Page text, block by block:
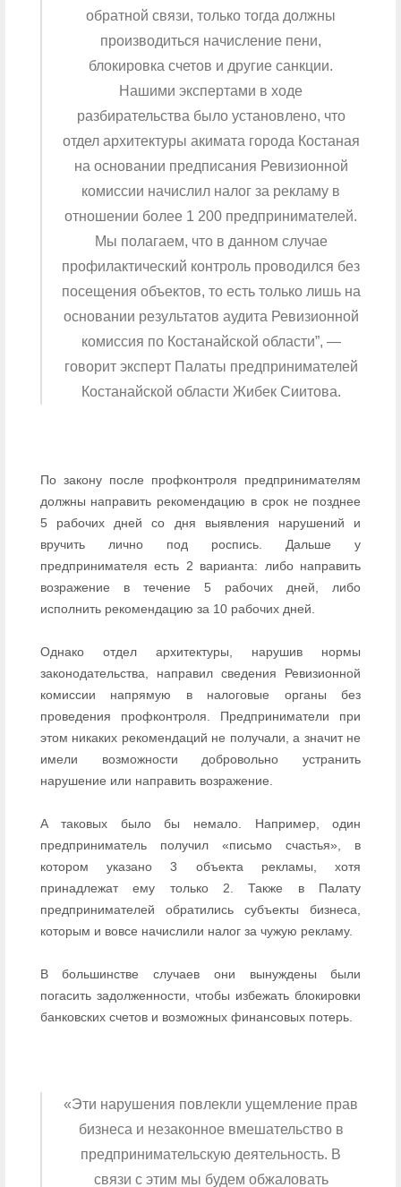
обратной связи, только тогда должны
производиться начисление пени,
блокировка счетов и другие санкции.
Нашими экспертами в ходе
разбирательства было установлено, что
отдел архитектуры акимата города Костаная
на основании предписания Ревизионной
комиссии начислил налог за рекламу в
отношении более 1 200 предпринимателей.
Мы полагаем, что в данном случае
профилактический контроль проводился без
посещения объектов, то есть только лишь на
основании результатов аудита Ревизионной
комиссия по Костанайской области”, —
говорит эксперт Палаты предпринимателей
Костанайской области Жибек Сиитова.
По закону после профконтроля предпринимателям
должны направить рекомендацию в срок не позднее
5 рабочих дней со дня выявления нарушений и
вручить лично под роспись. Дальше у
предпринимателя есть 2 варианта: либо направить
возражение в течение 5 рабочих дней, либо
исполнить рекомендацию за 10 рабочих дней.
Однако отдел архитектуры, нарушив нормы
законодательства, направил сведения Ревизионной
комиссии напрямую в налоговые органы без
проведения профконтроля. Предприниматели при
этом никаких рекомендаций не получали, а значит не
имели возможности добровольно устранить
нарушение или направить возражение.
А таковых было бы немало. Например, один
предприниматель получил «письмо счастья», в
котором указано 3 объекта рекламы, хотя
принадлежат ему только 2. Также в Палату
предпринимателей обратились субъекты бизнеса,
которым и вовсе начислили налог за чужую рекламу.
В большинстве случаев они вынуждены были
погасить задолженности, чтобы избежать блокировки
банковских счетов и возможных финансовых потерь.
«Эти нарушения повлекли ущемление прав
бизнеса и незаконное вмешательство в
предпринимательскую деятельность. В
связи с этим мы будем обжаловать